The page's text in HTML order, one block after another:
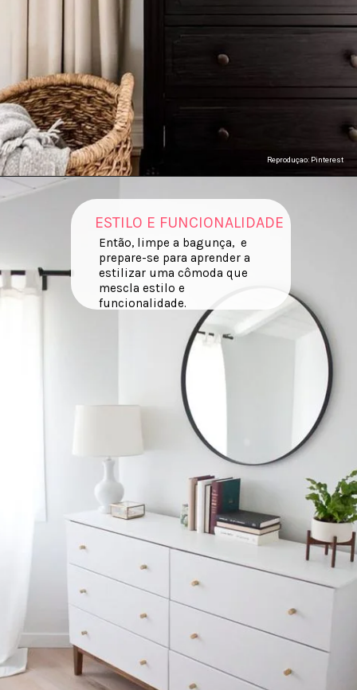
Reproduçao: Pinterest
ESTILO E FUNCIONALIDADE
Então, limpe a bagunça, e
prepare-se para aprender a
estilizar uma cômoda que
mescla estilo e
funcionalidade.